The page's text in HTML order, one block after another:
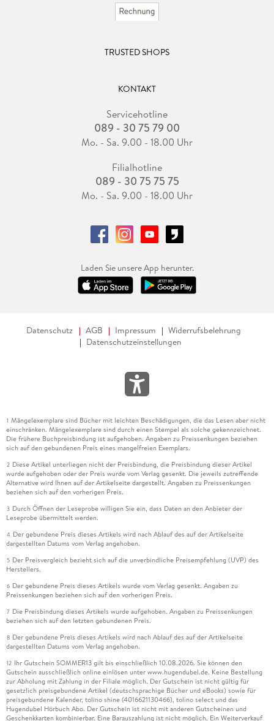
TRUSTED SHOPS
KONTAKT
Servicehotline
089 - 30 75 79 00
Mo. - Sa. 9.00 - 18.00 Uhr
Filialhotline
089 - 30 75 75 75
Mo. - Sa. 9.00 - 18.00 Uhr
Laden Sie unsere App herunter.
Datenschutz AGB Impressum
Widerrufsbelehrung
Datenschutzeinstellungen
1 Mängelexemplare sind Bücher mit leichten Beschädigungen, die das Lesen aber nicht
einschränken. Mängelexemplare sind durch einen Stempel als solche gekennzeichnet.
Die frühere Buchpreisbindung ist aufgehoben. Angaben zu Preissenkungen beziehen
sich auf den gebundenen Preis eines mangelfreien Exemplars.
2 Diese Artikel unterliegen nicht der Preisbindung, die Preisbindung dieser Artikel
wurde aufgehoben oder der Preis wurde vom Verlag gesenkt. Die jeweils zutreffende
Alternative wird Ihnen auf der Artikelseite dargestellt. Angaben zu Preissenkungen
beziehen sich auf den vorherigen Preis.
3 Durch Öffnen der Leseprobe willigen Sie ein, dass Daten an den Anbieter der
Leseprobe übermittelt werden.
4 Der gebundene Preis dieses Artikels wird nach Ablauf des auf der Artikelseite
dargestellten Datums vom Verlag angehoben.
5 Der Preisvergleich bezieht sich auf die unverbindliche Preisempfehlung (UVP) des
Herstellers.
6 Der gebundene Preis dieses Artikels wurde vom Verlag gesenkt. Angaben zu
Preissenkungen beziehen sich auf den vorherigen Preis.
7 Die Preisbindung dieses Artikels wurde aufgehoben. Angaben zu Preissenkungen
beziehen sich auf den letzten gebundenen Preis.
8 Der gebundene Preis dieses Artikels wird nach Ablauf des auf der Artikelseite
dargestellten Datums vom Verlag angehoben.
12 Ihr Gutschein SOMMER13 gilt bis einschließlich 10.08.2026. Sie können den
Gutschein ausschließlich online einlösen unter www.hugendubel.de. Keine Bestellung
zur Abholung mit Zahlung in der Filiale möglich. Der Gutschein ist nicht gültig für
gesetzlich preisgebundene Artikel (deutschsprachige Bücher und eBooks) sowie für
preisgebundene Kalender, tolino shine (4016621130466), tolino select und das
Hugendubel Hörbuch Abo. Der Gutschein ist nicht mit anderen Gutscheinen und
Geschenkkarten kombinierbar. Eine Barauszahlung ist nicht möglich. Ein Weiterverkauf